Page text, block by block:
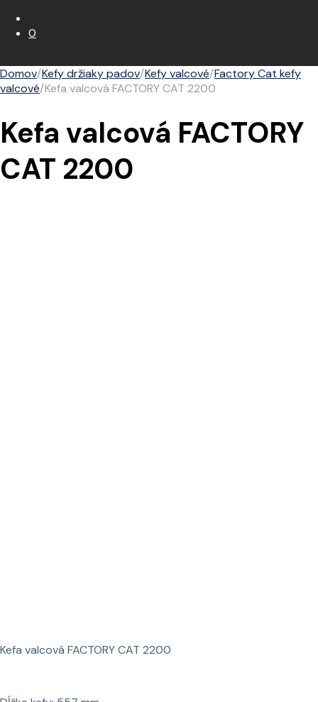
0
Domov/Kefy držiaky padov/Kefy valcové/Factory Cat kefy
valcové/Kefa valcová FACTORY CAT 2200
Kefa valcová FACTORY
CAT 2200
Kefa valcová FACTORY CAT 2200